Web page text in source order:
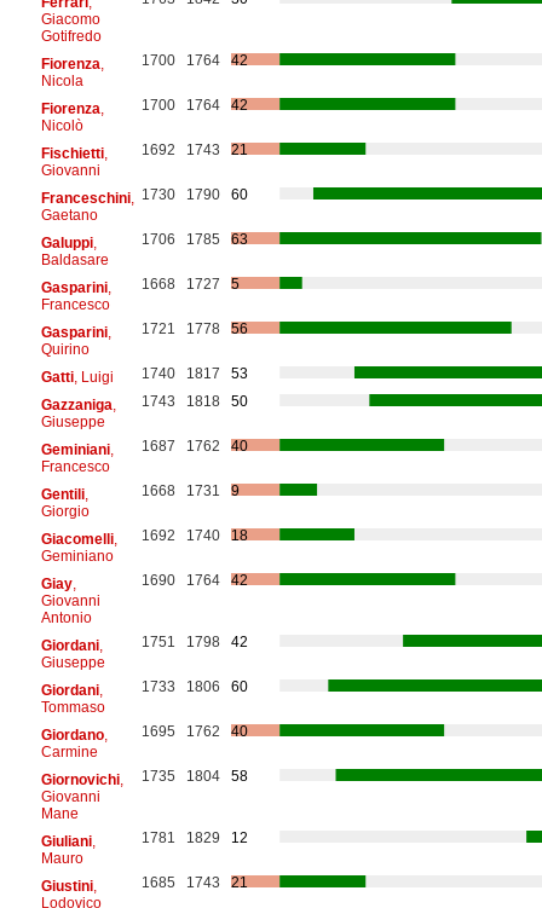
Giacomo
Gotifredo
Fiorenza
Nicola
1700 1764 42
Fiorenza
Nicolò
1700 1764 42
Fischietti,
Giovanni
1692 1743 21
Franceschini,
Gaetano
1730 1790 60
Galuppi,
Baldasare
1706 1785 63
Gasparini,
Francesco
1668 1727 5
Gasparini,
Quirino
1721 1778 56
Gatti, Luigi 1740 1817
53
Gazzaniga
Giuseppe
1743 1818 50
Geminiani,
Francesco
1687 1762 40
Gentili,
Giorgio
1668 1731 9
Giacomelli,
Geminiano
1692 1740 18
Giay,
Giovanni
Antonio
1690 1764 42
Giordani,
Giuseppe
1751 1798 42
Giordani,
Tommaso
1733 1806 60
Giordano,
Carmine
1695 1762 40
Giornovichi,
Giovanni
Mane
1735 1804 58
Giuliani,
Mauro
1781 1829 12
Giustini,
Lodovico
1685 1743 21